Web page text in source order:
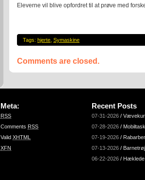
Eleverne vil blive opfordret til at prøve med
Tags: hjerte Symaskine
Comments are closed.
Meta:
RSS
Comments RSS
Valid XHTML
XFN
Recent Posts
07-31-2026 /
07-28-2026 /
07-19-2026 /
07-13-2026 /
06-22-2026 /